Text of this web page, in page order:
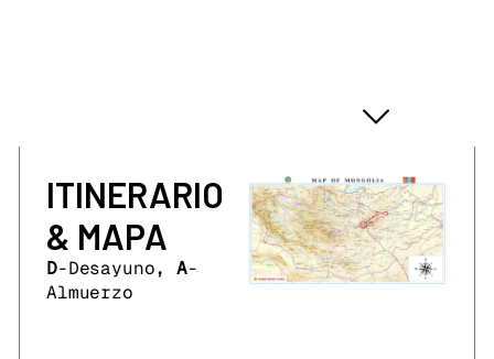
ITINERARIO
& MAPA
D-Desayuno, A-
Almuerzo